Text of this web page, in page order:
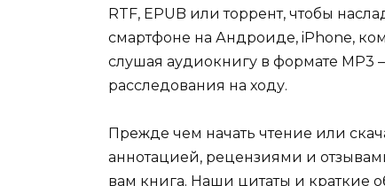
RTF, EPUB или торрент, чтобы
смартфоне на Андроиде, iPhone,
слушая аудиокнигу в формате MP3
расследования на ходу.
Прежде чем начать чтение или
аннотацией, рецензиями и
вам книга. Наши цитаты и краткие